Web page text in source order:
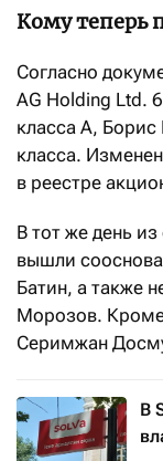
Кому теперь
Согласно
AG Holding Ltd.
класса A,
класса.
в реестре
В тот же день
вышли
Батин, а также
Морозов. Кроме
Серимжан
В